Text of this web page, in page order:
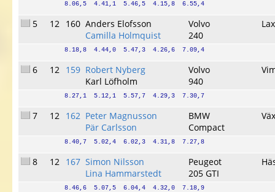
8.06,5  4.41,1  5.46,5  4.15,8  6.55,4
5 12 160 Anders Elofsson
Camilla Holmquist
Volvo
240
8.18,8  4.44,0  5.47,3  4.26,6  7.09,4
6 12 159 Robert Nyberg
Karl Löfholm
Volvo
940
8.27,1  5.12,1  5.57,7  4.29,3  7.30,7
7 12 162 Peter Magnusson
Pär Carlsson
BMW
Compact
8.40,7  5.02,4  6.02,3  4.31,8  7.27,8
8 12 167 Simon Nilsson
Lina Hammarstedt
Peugeot
205 GTI
8.46,6  5.07,5  6.04,4  4.32,0  7.18,9